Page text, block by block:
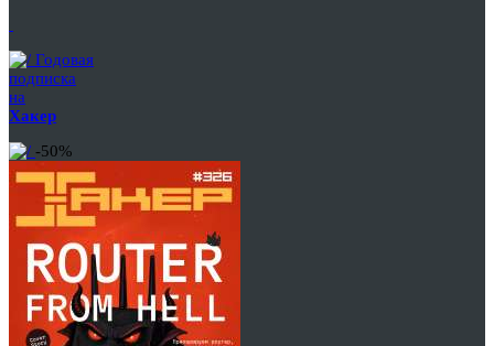
Годовая
подписка
на
Хакер
-50%